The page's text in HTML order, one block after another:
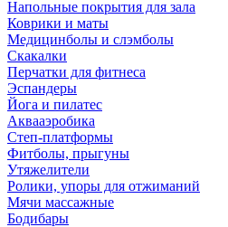
Напольные покрытия для зала
Коврики и маты
Медицинболы и слэмболы
Скакалки
Перчатки для фитнеса
Эспандеры
Йога и пилатес
Аквааэробика
Степ-платформы
Фитболы, прыгуны
Утяжелители
Ролики, упоры для отжиманий
Мячи массажные
Бодибары